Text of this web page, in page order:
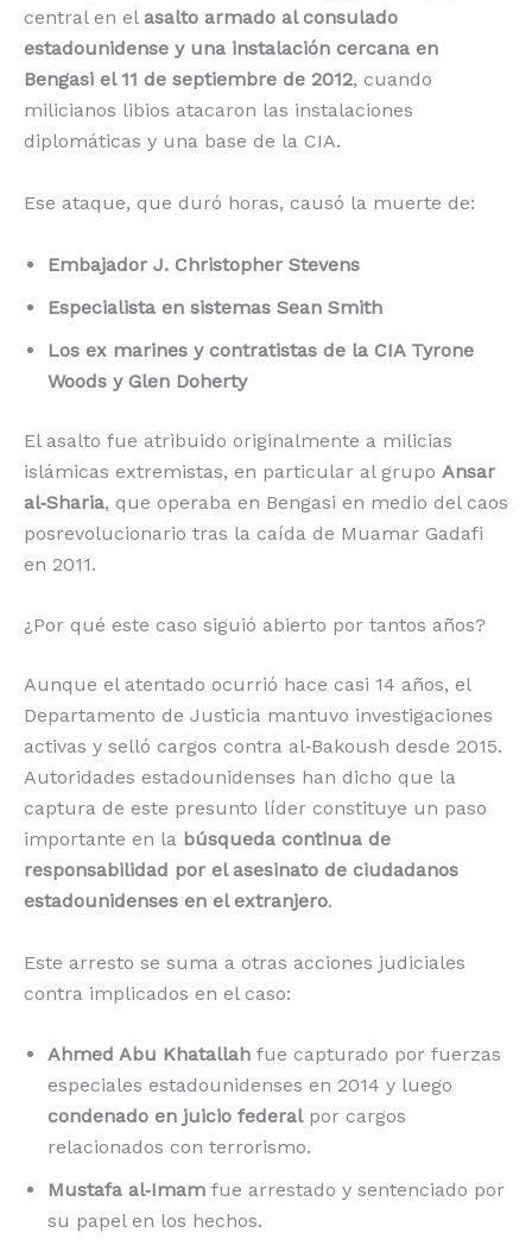
central en el asalto armado al consulado
estadounidense y una instalación cercana en
Bengasi el 11 de septiembre de 2012, cuando
milicianos libios atacaron las instalaciones
diplomáticas y una base de la CIA.
Ese ataque, que duró horas, causó la muerte de:
Embajador J. Christopher Stevens
Especialista en sistemas Sean Smith
Los ex marines y contratistas de la CIA Tyrone
Woods y Glen Doherty
El asalto fue atribuido originalmente a milicias
islámicas extremistas, en particular al grupo Ansar
al‑Sharia, que operaba en Bengasi en medio del caos
posrevolucionario tras la caída de Muamar Gadafi
en 2011.
¿Por qué este caso siguió abierto por tantos años?
Aunque el atentado ocurrió hace casi 14 años, el
Departamento de Justicia mantuvo investigaciones
activas y selló cargos contra al‑Bakoush desde 2015.
Autoridades estadounidenses han dicho que la
captura de este presunto líder constituye un paso
importante en la búsqueda continua de
responsabilidad por el asesinato de ciudadanos
estadounidenses en el extranjero.
Este arresto se suma a otras acciones judiciales
contra implicados en el caso:
Ahmed Abu Khatallah fue capturado por fuerzas
especiales estadounidenses en 2014 y luego
condenado en juicio federalpor cargos
relacionados con terrorismo.
Mustafa al‑Imam fue arrestado y sentenciado por
su papel en los hechos.